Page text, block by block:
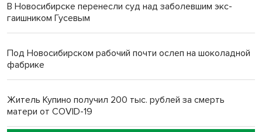
В Новосибирске перенесли суд над заболевшим экс-
гаишником Гусевым
Под Новосибирском рабочий почти ослеп на шоколадной
фабрике
Житель Купино получил 200 тыс. рублей за смерть
матери от COVID-19